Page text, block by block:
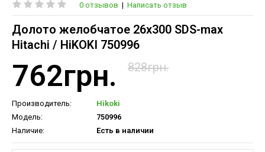
0 отзывов | Написать отзыв
Долото желобчатое 26х300 SDS-max
Hitachi / HiKOKI 750996
762грн. 828грн.
Производитель:
Hikoki
Модель:
750996
Наличие:
Есть в наличии